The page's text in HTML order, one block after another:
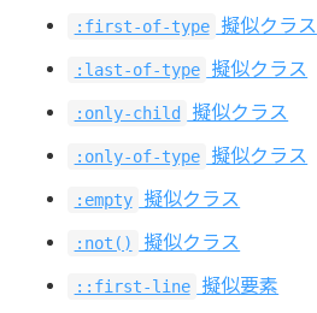
:first-of-type 擬似クラス
:last-of-type 擬似クラス
:only-child 擬似クラス
:only-of-type 擬似クラス
:empty 擬似クラス
:not() 擬似クラス
::first-line 擬似要素